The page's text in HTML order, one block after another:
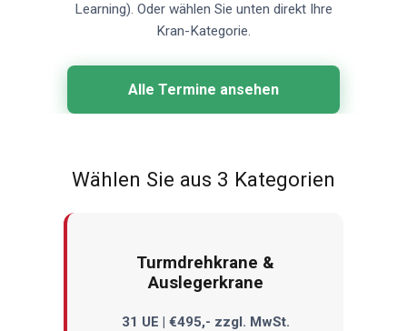
Learning). Oder wählen Sie unten direkt Ihre
Kran-Kategorie.
Alle Termine ansehen
Wählen Sie aus 3 Kategorien
Turmdrehkrane &
Auslegerkrane
31 UE | €495,- zzgl. MwSt.